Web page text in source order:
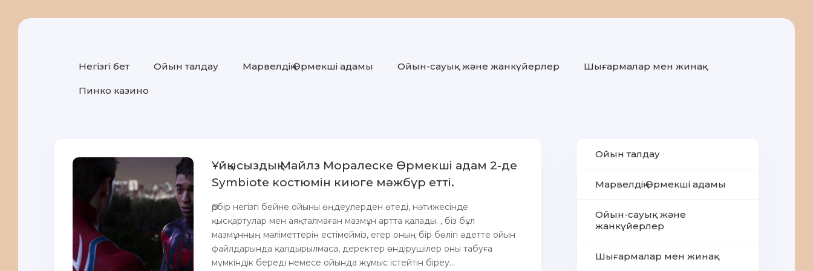
Негізгі бет Ойын талдау Марвелдің Өрмекші адамы Ойын-сауық және жанкүйерлер Шығармалар мен жинақ
Пинко казино
Ұйқысыздық Майлз Моралеске Өрмекші адам 2-де
Symbiote костюмін киюге мәжбүр етті.
Әрбір негізгі бейне ойыны өңдеулерден өтеді, нәтижесінде
қысқартулар мен аяқталмаған мазмұн артта қалады. , біз бұл
мазмұнның мәліметтерін естімейміз, егер оның бір бөлігі әдетте ойын
файлдарында қалдырылмаса, деректер өндірушілер оны табуға
мүмкіндік береді немесе ойында жұмыс істейтін біреу...
Ойын талдау
Марвелдің Өрмекші адамы
Ойын-сауық және
жанкүйерлер
Шығармалар мен жинақ